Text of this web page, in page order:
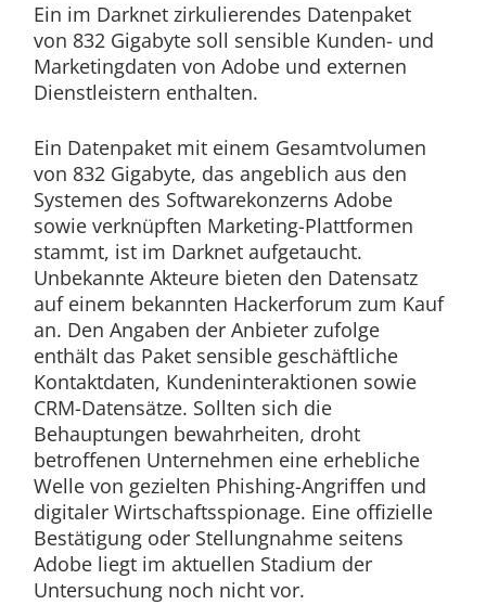
Ein im Darknet zirkulierendes Datenpaket
von 832 Gigabyte soll sensible Kunden- und
Marketingdaten von Adobe und externen
Dienstleistern enthalten.
Ein Datenpaket mit einem Gesamtvolumen
von 832 Gigabyte, das angeblich aus den
Systemen des Softwarekonzerns Adobe
sowie verknüpften Marketing-Plattformen
stammt, ist im Darknet aufgetaucht.
Unbekannte Akteure bieten den Datensatz
auf einem bekannten Hackerforum zum Kauf
an. Den Angaben der Anbieter zufolge
enthält das Paket sensible geschäftliche
Kontaktdaten, Kundeninteraktionen sowie
CRM-Datensätze. Sollten sich die
Behauptungen bewahrheiten, droht
betroffenen Unternehmen eine erhebliche
Welle von gezielten Phishing-Angriffen und
digitaler Wirtschaftsspionage. Eine offizielle
Bestätigung oder Stellungnahme seitens
Adobe liegt im aktuellen Stadium der
Untersuchung noch nicht vor.